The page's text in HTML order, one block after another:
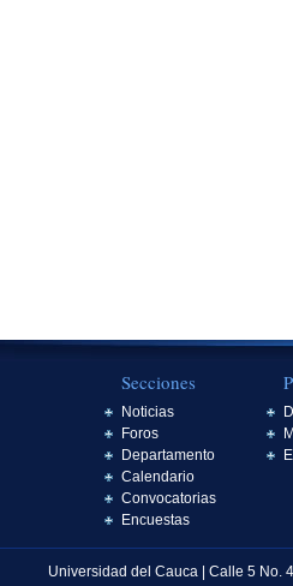
Secciones
Noticias
Foros
Departamento
Calendario
Convocatorias
Encuestas
Universidad del Cauca | Calle 5 No.